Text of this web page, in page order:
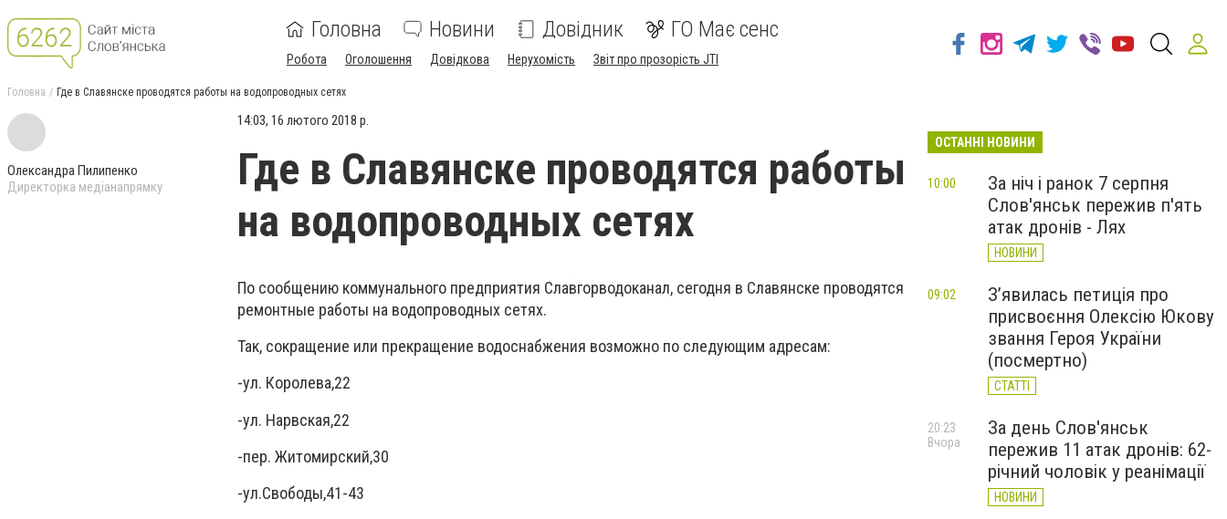
Головна Новини Довідник ГО Має сенс
Робота Оголошення Довідкова Нерухомість Звіт про прозорість JTI
Головна Где в Славянске проводятся работы на водопроводных сетях
Олександра Пилипенко
Директорка медіанапрямку
14:03, 16 лютого 2018 р.
Где в Славянске проводятся работы
на водопроводных сетях
По сообщению коммунального предприятия Славгорводоканал, сегодня в Славянске проводятся
ремонтные работы на водопроводных сетях.
Так, сокращение или прекращение водоснабжения возможно по следующим адресам:
-ул. Королева,22
-ул. Нарвская,22
-пер. Житомирский,30
-ул.Свободы,41-43
ОСТАННІ НОВИНИ
За ніч і ранок 7 серпня
Слов'янськ пережив п'ять
атак дронів - Лях
НОВИНИ
10:00
З’явилась петиція про
присвоєння Олексію Юкову
звання Героя України
(посмертно)
СТАТТІ
09:02
За день Слов'янськ
пережив 11 атак дронів: 62-
річний чоловік у реанімації
НОВИНИ
20:23
Вчора